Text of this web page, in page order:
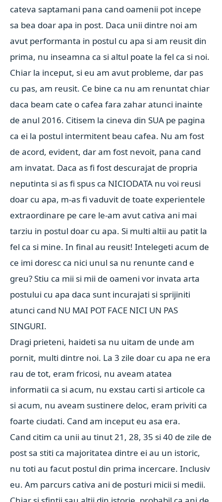
cateva saptamani pana cand oamenii pot incepe
sa bea doar apa in post. Daca unii dintre noi am
avut performanta in postul cu apa si am reusit din
prima, nu inseamna ca si altul poate la fel ca si noi.
Chiar la inceput, si eu am avut probleme, dar pas
cu pas, am reusit. Ce bine ca nu am renuntat chiar
daca beam cate o cafea fara zahar atunci inainte
de anul 2016. Citisem la cineva din SUA pe pagina
ca ei la postul intermitent beau cafea. Nu am fost
de acord, evident, dar am fost nevoit, pana cand
am invatat. Daca as fi fost descurajat de propria
neputinta si as fi spus ca NICIODATA nu voi reusi
doar cu apa, m-as fi vaduvit de toate experientele
extraordinare pe care le-am avut cativa ani mai
tarziu in postul doar cu apa. Si multi altii au patit la
fel ca si mine. In final au reusit! Intelegeti acum de
ce imi doresc ca nici unul sa nu renunte cand e
greu? Stiu ca mii si mii de oameni vor invata arta
postului cu apa daca sunt incurajati si sprijiniti
atunci cand NU MAI POT FACE NICI UN PAS
SINGURI.
Dragi prieteni, haideti sa nu uitam de unde am
pornit, multi dintre noi. La 3 zile doar cu apa ne era
rau de tot, eram fricosi, nu aveam atatea
informatii ca si acum, nu exstau carti si articole ca
si acum, nu aveam sustinere deloc, eram priviti ca
foarte ciudati. Cand am inceput eu asa era.
Cand citim ca unii au tinut 21, 28, 35 si 40 de zile de
post sa stiti ca majoritatea dintre ei au un istoric,
nu toti au facut postul din prima incercare. Inclusiv
eu. Am parcurs cativa ani de posturi micii si medii.